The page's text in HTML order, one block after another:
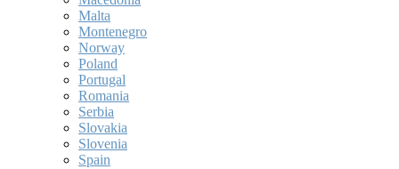
Malta
Montenegro
Norway
Poland
Portugal
Romania
Serbia
Slovakia
Slovenia
Spain